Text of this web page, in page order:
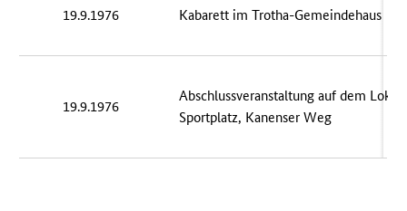
19.9.1976 Kabarett im Trotha-Gemeindehaus
19.9.1976
Abschlussveranstaltung auf dem Lok-
Sportplatz, Kanenser Weg